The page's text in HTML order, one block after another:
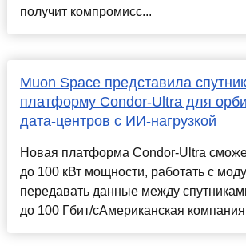
получит компромисс...
Muon Space представила
платформу Condor-Ultra для
дата-центров с ИИ-нагрузкой
Новая платформа Condor-Ultra
до 100 кВт мощности, работать с
передавать данные между
до 100 Гбит/сАмериканская